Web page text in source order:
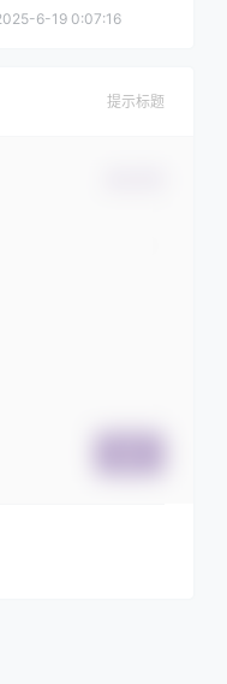
6-19 0:07:16
提示标题